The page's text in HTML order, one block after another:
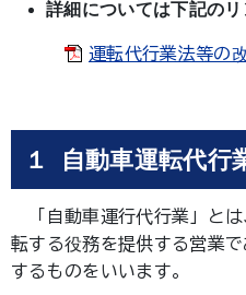
詳細については下記のリ
運転代行業法等の
１ 自動車運転代行
「自動車運行代行業」とは
転する役務を提供する営業
するものをいいます。